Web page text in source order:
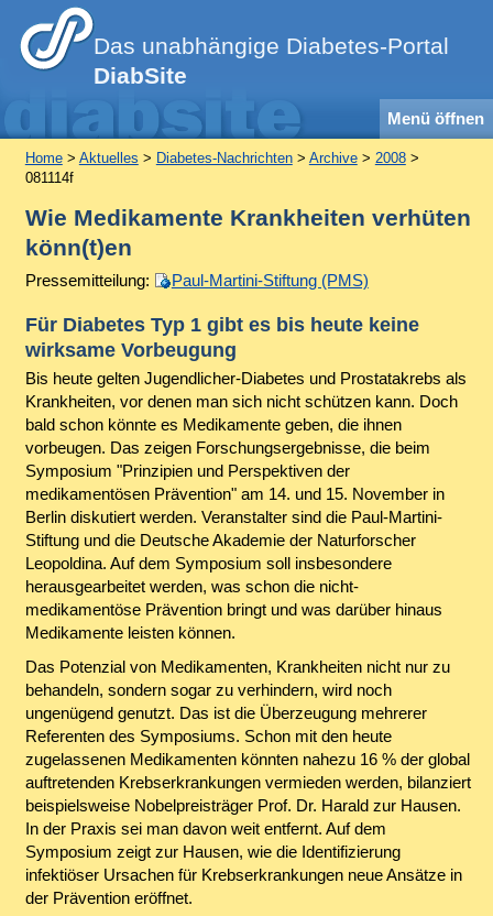
Das unabhängige Diabetes-Portal
DiabSite
Menü öffnen
Home> Aktuelles > Diabetes-Nachrichten> Archive> 2008>
081114f
Wie Medikamente Krankheiten verhüten
könn(t)en
Pressemitteilung: Paul-Martini-Stiftung (PMS)
Für Diabetes Typ 1 gibt es bis heute keine
wirksame Vorbeugung
Bis heute gelten Jugendlicher-Diabetes und Prostatakrebs als
Krankheiten, vor denen man sich nicht schützen kann. Doch
bald schon könnte es Medikamente geben, die ihnen
vorbeugen. Das zeigen Forschungsergebnisse, die beim
Symposium "Prinzipien und Perspektiven der
medikamentösen Prävention" am 14. und 15. November in
Berlin diskutiert werden. Veranstalter sind die Paul-Martini-
Stiftung und die Deutsche Akademie der Naturforscher
Leopoldina. Auf dem Symposium soll insbesondere
herausgearbeitet werden, was schon die nicht-
medikamentöse Prävention bringt und was darüber hinaus
Medikamente leisten können.
Das Potenzial von Medikamenten, Krankheiten nicht nur zu
behandeln, sondern sogar zu verhindern, wird noch
ungenügend genutzt. Das ist die Überzeugung mehrerer
Referenten des Symposiums. Schon mit den heute
zugelassenen Medikamenten könnten nahezu 16 % der global
auftretenden Krebserkrankungen vermieden werden, bilanziert
beispielsweise Nobelpreisträger Prof. Dr. Harald zur Hausen.
In der Praxis sei man davon weit entfernt. Auf dem
Symposium zeigt zur Hausen, wie die Identifizierung
infektiöser Ursachen für Krebserkrankungen neue Ansätze in
der Prävention eröffnet.